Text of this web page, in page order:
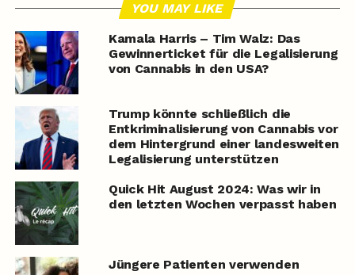
YOU MAY LIKE
Kamala Harris – Tim Walz: Das
Gewinnerticket für die Legalisierung
von Cannabis in den USA?
Trump könnte schließlich die
Entkriminalisierung von Cannabis vor
dem Hintergrund einer landesweiten
Legalisierung unterstützen
Quick Hit August 2024: Was wir in
den letzten Wochen verpasst haben
Jüngere Patienten verwenden